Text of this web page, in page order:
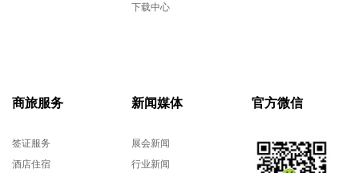
下载中心
商旅服务
签证服务
酒店住宿
新闻媒体
展会新闻
行业新闻
官方微信